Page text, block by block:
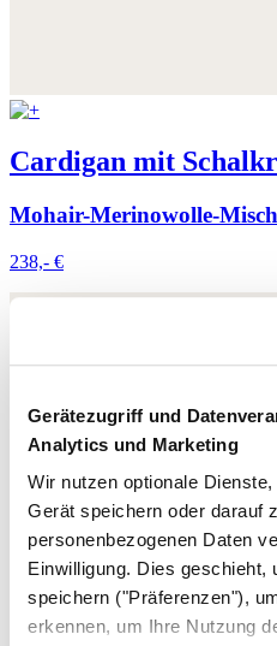
Gerätezugriff und
Analytics und Marketing
Wir nutzen optionale
Gerät speichern oder darauf
personenbezogenen Daten
Einwilligung. Dies geschieht,
speichern ("Präferenzen"),
erkennen, um Ihre Nutzung
Cardigan mit
Mohair-Merinowolle-
238,- €